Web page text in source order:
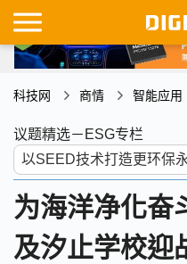
科技网 商情 智能应用
议题精选－ESG专栏
为海洋净化奋
及汐止学校迎